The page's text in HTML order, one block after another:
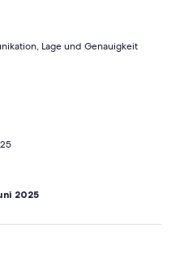
Lage und Genauigkeit
2025